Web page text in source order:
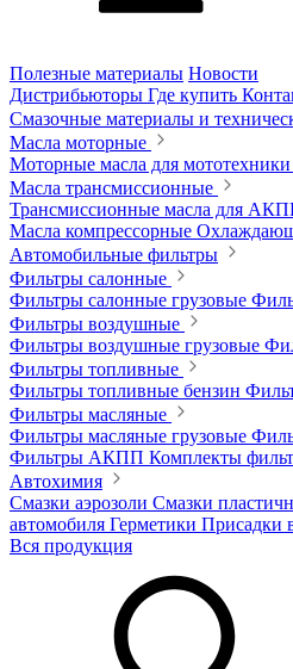
Полезные материалы Новости
Дистрибьюторы Где купить
Смазочные материалы и
Масла моторные
Моторные масла для мототехники
Масла трансмиссионные
Трансмиссионные масла для
Масла компрессорные
Автомобильные фильтры
Фильтры салонные
Фильтры салонные грузовые
Фильтры воздушные
Фильтры воздушные грузовые
Фильтры топливные
Фильтры топливные бензин
Фильтры масляные
Фильтры масляные грузовые
Фильтры АКПП Комплекты
Автохимия
Смазки аэрозоли Смазки
автомобиля Герметики Присадки
Вся продукция